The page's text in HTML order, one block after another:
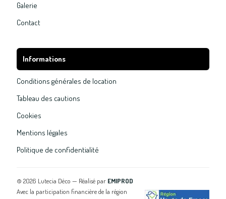
Galerie
Contact
Informations
Conditions générales de location
Tableau des cautions
Cookies
Mentions légales
Politique de confidentialité
© 2026 Lutecia Déco — Réalisé par EMIPROD
Avec la participation financière de la région